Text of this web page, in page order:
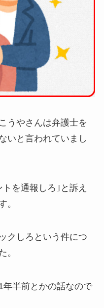
うやさんは弁護士を
いと言われていまし
を通報しろ｣と訴え
。
クしろという件につ
。
半前とかの話なので